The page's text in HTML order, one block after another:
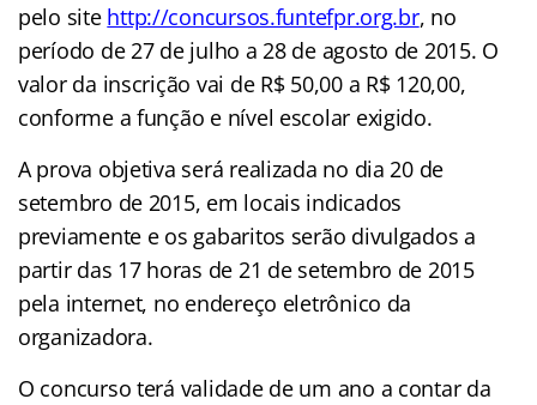
pelo site http://concursos.funtefpr.org.br, no
período de 27 de julho a 28 de agosto de 2015. O
valor da inscrição vai de R$ 50,00 a R$ 120,00,
conforme a função e nível escolar exigido.
A prova objetiva será realizada no dia 20 de
setembro de 2015, em locais indicados
previamente e os gabaritos serão divulgados a
partir das 17 horas de 21 de setembro de 2015
pela internet, no endereço eletrônico da
organizadora.
O concurso terá validade de um ano a contar da